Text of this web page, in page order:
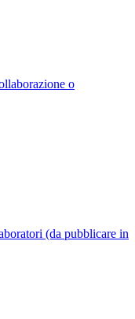
o
(da pubblicare in